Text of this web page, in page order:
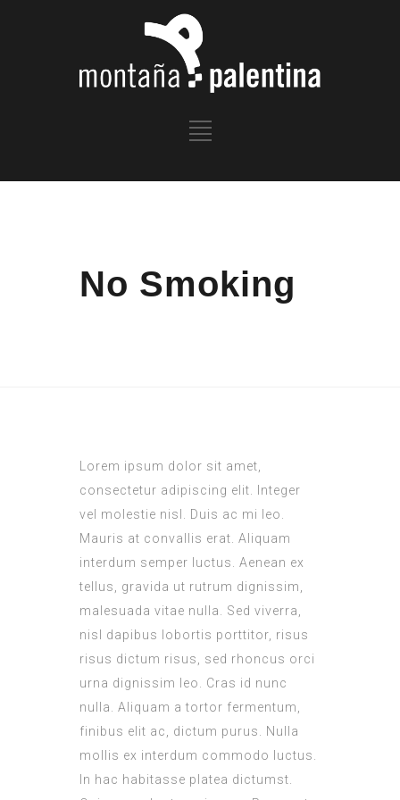
No Smoking
Lorem ipsum dolor sit amet,
consectetur adipiscing elit. Integer
vel molestie nisl. Duis ac mi leo.
Mauris at convallis erat. Aliquam
interdum semper luctus. Aenean ex
tellus, gravida ut rutrum dignissim,
malesuada vitae nulla. Sed viverra,
nisl dapibus lobortis porttitor, risus
risus dictum risus, sed rhoncus orci
urna dignissim leo. Cras id nunc
nulla. Aliquam a tortor fermentum,
finibus elit ac, dictum purus. Nulla
mollis ex interdum commodo luctus.
In hac habitasse platea dictumst.